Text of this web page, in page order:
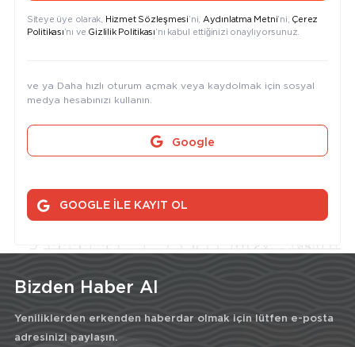
Siteye üye olarak, Hizmet Sözleşmesi’ni, Aydınlatma Metni’ni, Çerez
Politikası’nı ve Gizlilik Politikası’nı kabul ettiğinizi onaylıyorsunuz.
ve ya Daha hızlı oturum açmak veya kaydolmak için sosyal
medya hesabınızı kullanın.
Google
GOOGLE İLE KAYIT OL
Bizden Haber Al
Yeniliklerden erkenden haberdar olmak için lütfen e-posta
adresinizi paylaşın.